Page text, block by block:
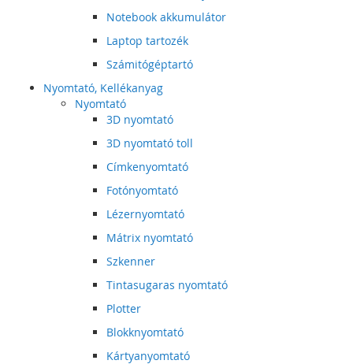
Notebook akkumulátor
Laptop tartozék
Számitógéptartó
Nyomtató, Kellékanyag
Nyomtató
3D nyomtató
3D nyomtató toll
Címkenyomtató
Fotónyomtató
Lézernyomtató
Mátrix nyomtató
Szkenner
Tintasugaras nyomtató
Plotter
Blokknyomtató
Kártyanyomtató